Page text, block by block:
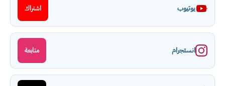
يوتيوب اشتراك
انستجرام متابعة